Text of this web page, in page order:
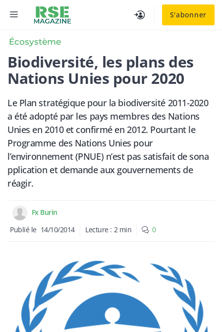
S'abonner
MENU
Écosystème
Biodiversité, les plans des
Nations Unies pour 2020
Le Plan stratégique pour la biodiversité 2011-2020
a été adopté par les pays membres des Nations
Unies en 2010 et confirmé en 2012. Pourtant le
Programme des Nations Unies pour
l’environnement (PNUE) n’est pas satisfait de sona
pplication et demande aux gouvernements de
réagir.
Fx Burin
Publié le 14/10/2014 Lecture : 2 min 0